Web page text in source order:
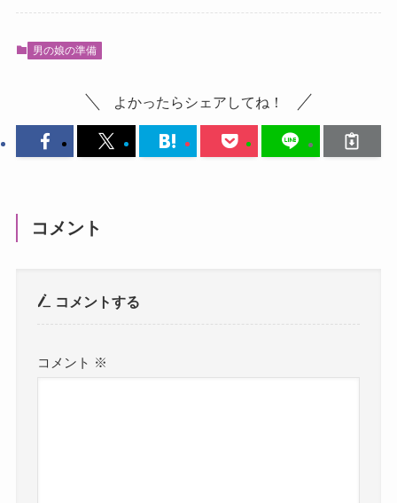
男の娘の準備
よかったらシェアしてね！
コメント
コメントする
コメント ※